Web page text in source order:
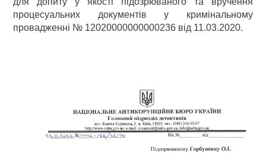
процесуальних документів у кримінальному
провадженні № 12020000000000236 від 11.03.2020.